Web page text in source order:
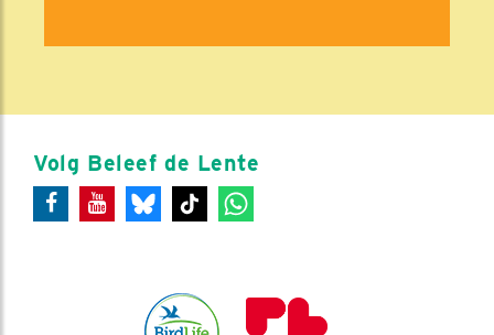
Volg Beleef de Lente